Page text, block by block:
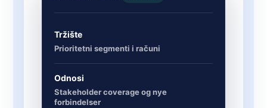
Tržište
Prioritetni segmenti i računi
Odnosi
Stakeholder coverage og nye
forbindelser